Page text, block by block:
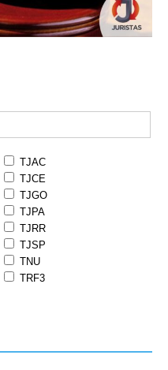
TJAC
TJCE
TJGO
TJPA
TJRR
TJSP
TNU
TRF3